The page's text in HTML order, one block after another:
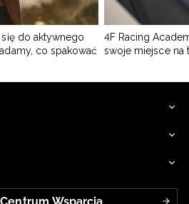
do aktywnego
co spakować
4F Racing
swoje miejsce na
Wsparcia